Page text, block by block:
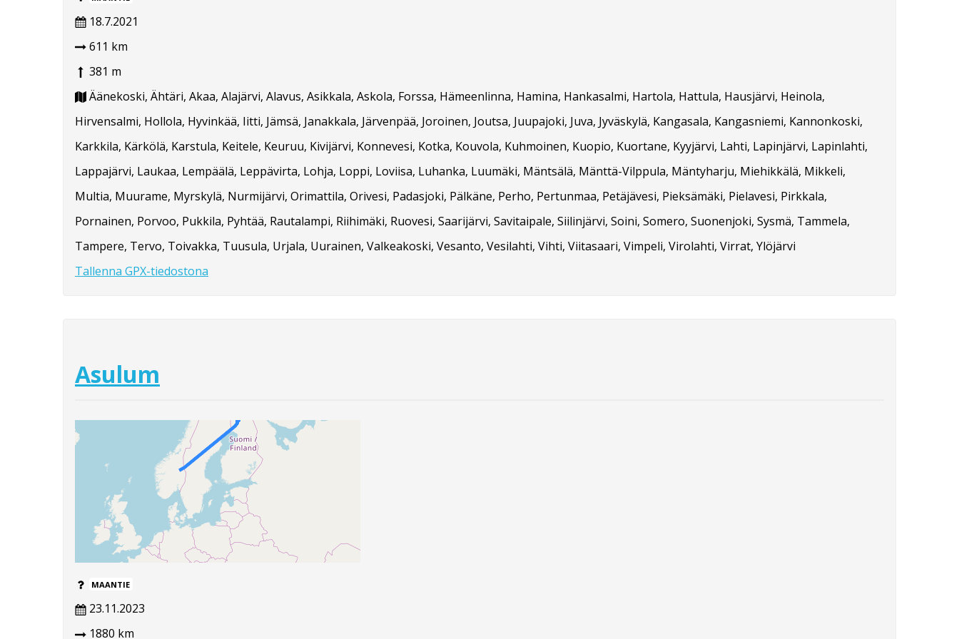
18.7.2021
611 km
381 m
Äänekoski, Ähtäri, Akaa, Alajärvi, Alavus, Asikkala, Askola, Forssa, Hämeenlinna, Hamina, Hankasalmi, Hartola, Hattula, Hausjärvi, Heinola,
Hirvensalmi, Hollola, Hyvinkää, Iitti, Jämsä, Janakkala, Järvenpää, Joroinen, Joutsa, Juupajoki, Juva, Jyväskylä, Kangasala, Kangasniemi, Kannonkoski,
Karkkila, Kärkölä, Karstula, Keitele, Keuruu, Kivijärvi, Konnevesi, Kotka, Kouvola, Kuhmoinen, Kuopio, Kuortane, Kyyjärvi, Lahti, Lapinjärvi, Lapinlahti,
Lappajärvi, Laukaa, Lempäälä, Leppävirta, Lohja, Loppi, Loviisa, Luhanka, Luumäki, Mäntsälä, Mänttä-Vilppula, Mäntyharju, Miehikkälä, Mikkeli,
Multia, Muurame, Myrskylä, Nurmijärvi, Orimattila, Orivesi, Padasjoki, Pälkäne, Perho, Pertunmaa, Petäjävesi, Pieksämäki, Pielavesi, Pirkkala,
Pornainen, Porvoo, Pukkila, Pyhtää, Rautalampi, Riihimäki, Ruovesi, Saarijärvi, Savitaipale, Siilinjärvi, Soini, Somero, Suonenjoki, Sysmä, Tammela,
Tampere, Tervo, Toivakka, Tuusula, Urjala, Uurainen, Valkeakoski, Vesanto, Vesilahti, Vihti, Viitasaari, Vimpeli, Virolahti, Virrat, Ylöjärvi
Tallenna GPX-tiedostona
Asulum
MAANTIE
23.11.2023
1880 km